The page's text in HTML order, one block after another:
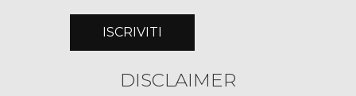
DISCLAIMER